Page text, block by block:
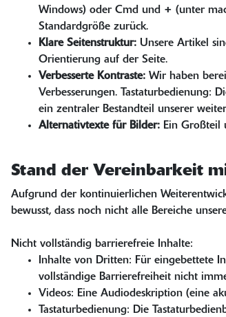
Windows) oder Cmd und + (unter
Standardgröße zurück.
Klare Seitenstruktur: Unsere Artikel
Orientierung auf der Seite.
Verbesserte Kontraste: Wir haben
Verbesserungen. Tastaturbedienung:
ein zentraler Bestandteil unserer
Alternativtexte für Bilder: Ein Großteil
Stand der Vereinbarkeit
Aufgrund der kontinuierlichen
bewusst, dass noch nicht alle Bereiche
Nicht vollständig barrierefreie Inhalte:
Inhalte von Dritten: Für eingebettete
vollständige Barrierefreiheit nicht
Videos: Eine Audiodeskription (eine
Tastaturbedienung: Die